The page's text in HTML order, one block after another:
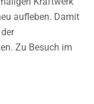
aufleben. Damit
Zu Besuch im